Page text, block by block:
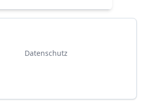
Datenschutz